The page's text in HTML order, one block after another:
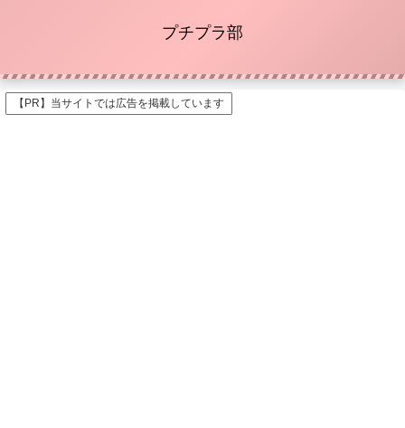
プチプラ部
【PR】当サイトでは広告を掲載しています